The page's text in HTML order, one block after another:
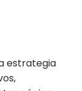
estrategia